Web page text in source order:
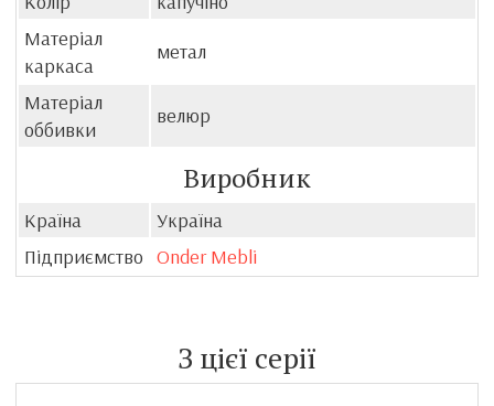
Матеріал
каркаса
метал
Матеріал
оббивки
велюр
Виробник
Країна
Україна
Підприємство Onder Mebli
З цієї серії